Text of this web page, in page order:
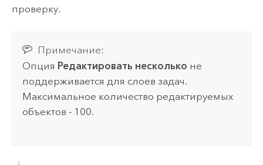
проверку.
Примечание:
Опция Редактировать несколько не
поддерживается для слоев задач.
Максимальное количество редактируемых
объектов - 100.